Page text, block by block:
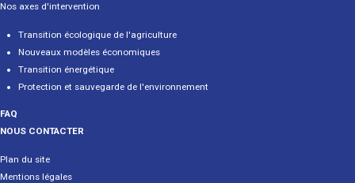
Nos axes d'intervention
Transition écologique de l'agriculture
Nouveaux modèles économiques
Transition énergétique
Protection et sauvegarde de l'environnement
FAQ
NOUS CONTACTER
Plan du site
Mentions légales